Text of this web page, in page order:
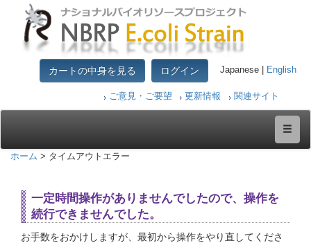
カートの中身を見る ログイン Japanese | English
ご意見・ご要望 更新情報 関連サイト
ホーム > タイムアウトエラー
一定時間操作がありませんでしたので、操作を
続行できませんでした。
お手数をおかけしますが、最初から操作をやり直してくださ